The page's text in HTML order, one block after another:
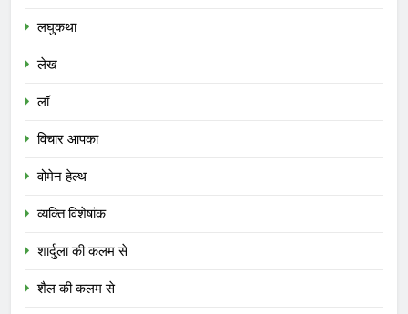
लघुकथा
लेख
लॉ
विचार आपका
वोमेन हेल्थ
व्यक्ति विशेषांक
शार्दुला की कलम से
शैल की कलम से